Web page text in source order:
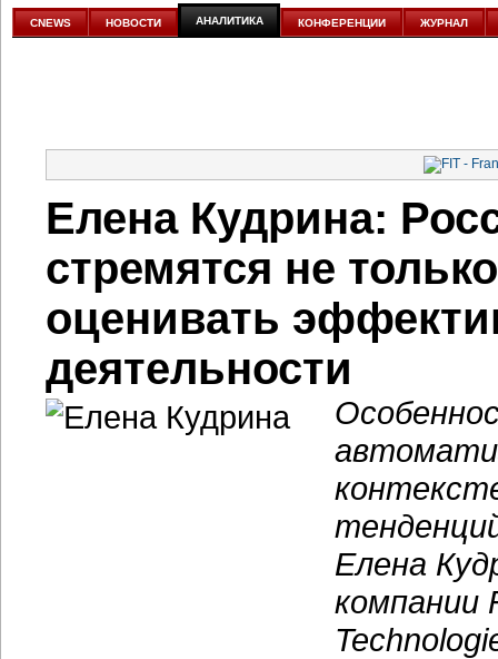
аналитике
CNEWS НОВОСТИ АНАЛИТИКА КОНФЕРЕНЦИИ ЖУРНАЛ
Елена Кудрина:
стремятся не
оценивать
деятельности
Елена
компании